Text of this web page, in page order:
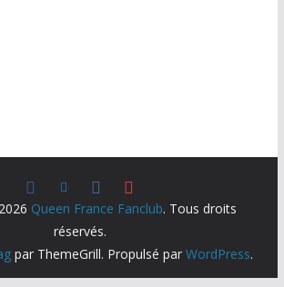
Queen France Fanclub. Tous droits
réservés.
par ThemeGrill. Propulsé par WordPress.